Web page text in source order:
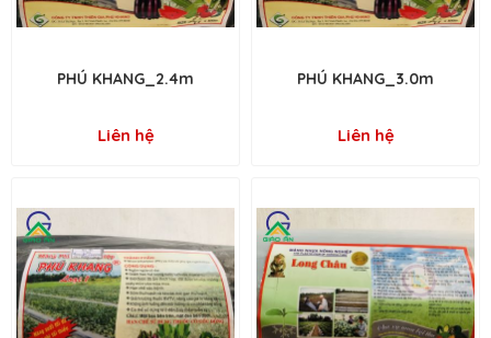
PHÚ KHANG_2.4m
Liên hệ
PHÚ KHANG_3.0m
Liên hệ